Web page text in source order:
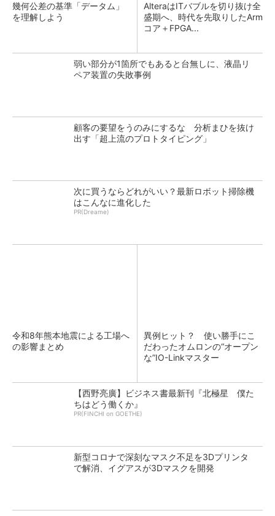
幾何公差の基準「データム」
を理解しよう
AlteraはITバブルを切り抜け全
盛期へ、時代を先取りしたArm
コア＋FPGA...
弱い部分が1箇所でもあると台無しに、液晶リ
ペア装置の失敗事例
顧客の要望をうのみにするな 分析まひを抜け
出す「超上流のプロトタイピング」
次に買うならどれがいい？最新ロボット掃除機
はこんなに進化した
PR(Dreame)
令和8年熊本地震による工場へ
の影響まとめ
異例ヒット？ 使い勝手にこ
だわったオムロンの“オープン
な”IO-Linkマスター
【西野亮廣】ビジネス書最新刊『北極星 僕た
ちはどう働くか』
PR(FINCHI on GOETHE)
新型コロナで深刻なマスク不足を3Dプリンタ
で解消、イグアスが3Dマスクを開発